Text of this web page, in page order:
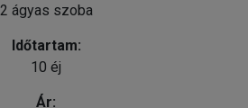
2 ágyas szoba
10 éj